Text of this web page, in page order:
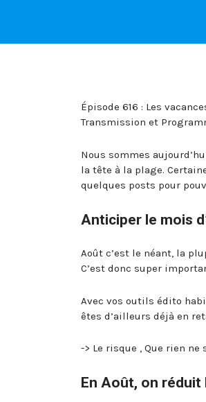
Épisode 616 : Les
Transmission et
Nous sommes
la tête à la plage.
quelques posts pour
Anticiper le mois
Août c’est le néant, la
C’est donc super
Avec vos outils édito
êtes d’ailleurs déjà en
-> Le risque , Que rien
En Août, on réduit